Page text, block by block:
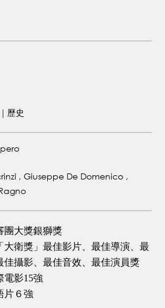
歷史
, Giuseppe De Domenico ,
大獎銀獅獎
衛獎」最佳影片、最佳導演、最
佳攝影、最佳音效、最佳演員獎
影15強
片６強